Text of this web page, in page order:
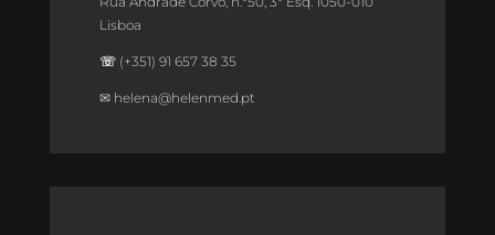
Lisboa
☏ (+351) 91 657 38 35
✉ helena@helenmed.pt